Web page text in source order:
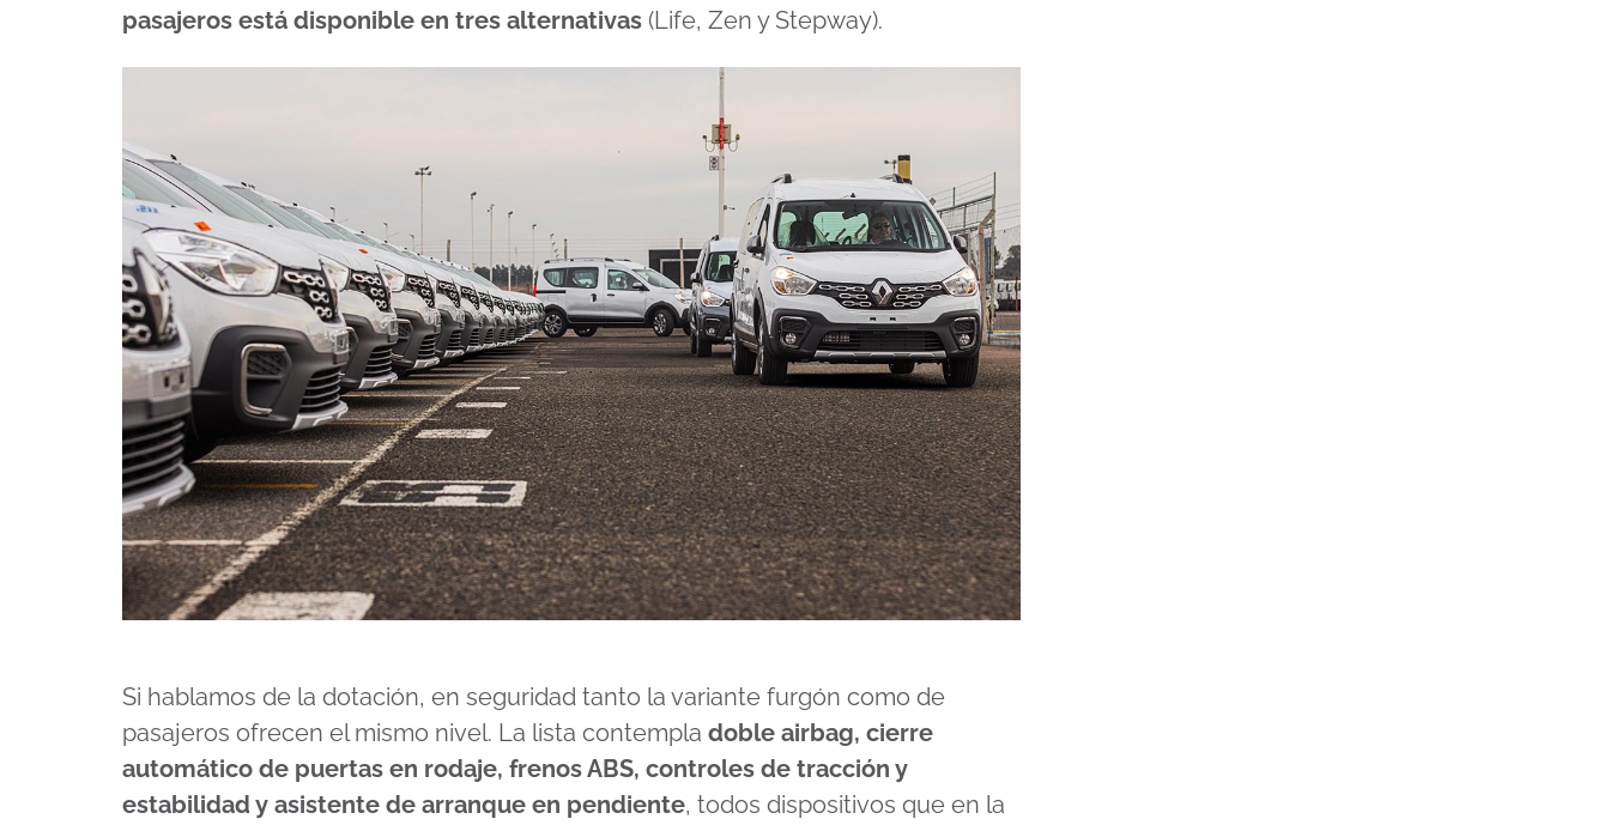
pasajeros está disponible en tres alternativas (Life, Zen y Stepway).
Si hablamos de la dotación, en seguridad tanto la variante furgón como de
pasajeros ofrecen el mismo nivel. La lista contempla doble airbag, cierre
automático de puertas en rodaje, frenos ABS, controles de tracción y
estabilidad y asistente de arranque en pendiente, todos dispositivos que en la